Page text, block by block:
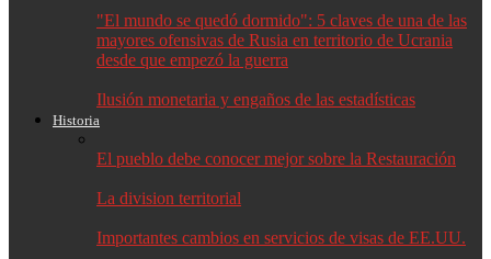
"El mundo se quedó dormido": 5 claves de una de las
mayores ofensivas de Rusia en territorio de Ucrania
desde que empezó la guerra
Ilusión monetaria y engaños de las estadísticas
Historia
El pueblo debe conocer mejor sobre la Restauración
La division territorial
Importantes cambios en servicios de visas de EE.UU.